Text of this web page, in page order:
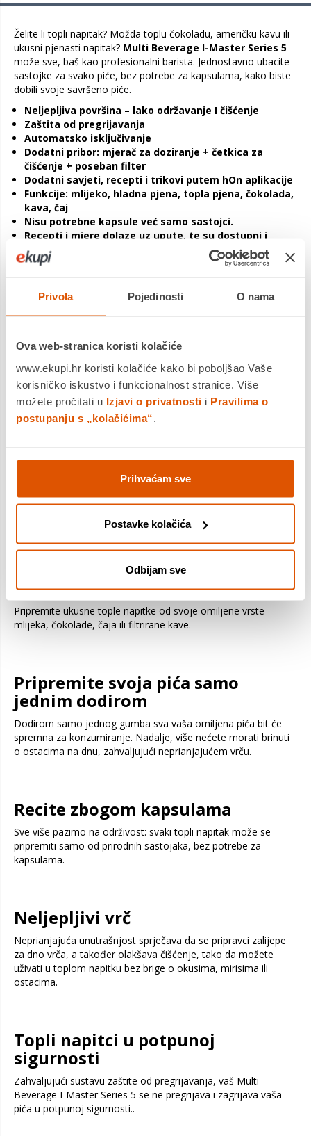
Privola Pojedinosti O nama
Ova web-stranica koristi kolačiće
www.ekupi.hr koristi kolačiće kako bi poboljšao Vaše
korisničko iskustvo i funkcionalnost stranice. Više
možete pročitati u Izjavi o privatnosti i Pravilima o
postupanju s „kolačićima“
Prihvaćam sve
Postavke kolačića
Odbijam sve
Želite li topli napitak? Možda toplu čokoladu, američku kavu ili
ukusni pjenasti napitak? Multi Beverage I-Master Series 5
može sve, baš kao profesionalni barista. Jednostavno ubacite
sastojke za svako piće, bez potrebe za kapsulama, kako biste
dobili svoje savršeno piće.
Neljepljiva površina – lako održavanje I čišćenje
Zaštita od pregrijavanja
Automatsko isključivanje
Dodatni pribor: mjerač za doziranje + četkica za
čišćenje + poseban filter
Dodatni savjeti, recepti i trikovi putem hOn aplikacije
Funkcije: mlijeko, hladna pjena, topla pjena, čokolada,
kava, čaj
Nisu potrebne kapsule već samo sastojci.
Recepti i mjere dolaze uz upute, te su dostupni i
putem hOn aplikacije
Minimalni kapacitet
Maksimalni kapacitet vode
:0,35
Snaga: 700 W
Dimenzije (VxŠxD)
Bruto težina: 2,5 kg
višenamjenskog kuhala
HMB5A 011:
Svi vaši omiljeni topli napitci u
jednom aparatu
Pripremite ukusne tople napitke od svoje omiljene vrste
mlijeka, čokolade, čaja ili filtrirane kave.
Pripremite svoja pića samo
jednim dodirom
Dodirom samo jednog gumba sva vaša omiljena pića bit će
spremna za konzumiranje. Nadalje, više nećete morati brinuti
o ostacima na dnu, zahvaljujući neprianjajućem vrču.
Recite zbogom kapsulama
Sve više pazimo na održivost: svaki topli napitak može se
pripremiti samo od prirodnih sastojaka, bez potrebe za
kapsulama.
Neljepljivi vrč
Neprianjajuća unutrašnjost sprječava da se pripravci zalijepe
za dno vrča, a također olakšava čišćenje, tako da možete
uživati u toplom napitku bez brige o okusima, mirisima ili
ostacima.
Topli napitci u potpunoj
sigurnosti
Zahvaljujući sustavu zaštite od pregrijavanja, vaš Multi
Beverage I-Master Series 5 se ne pregrijava i zagrijava vaša
pića u potpunoj sigurnosti..